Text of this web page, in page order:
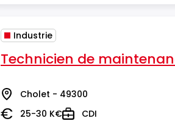
Industrie
Technicien de
Lieu Cholet - 49300
25-30 K€ CDI